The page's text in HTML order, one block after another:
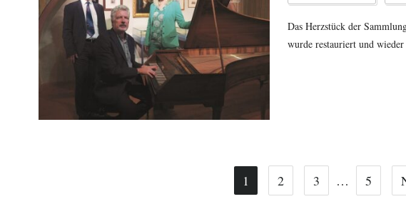
Das Herzstück der
wurde restauriert und
1 2 3 … 5